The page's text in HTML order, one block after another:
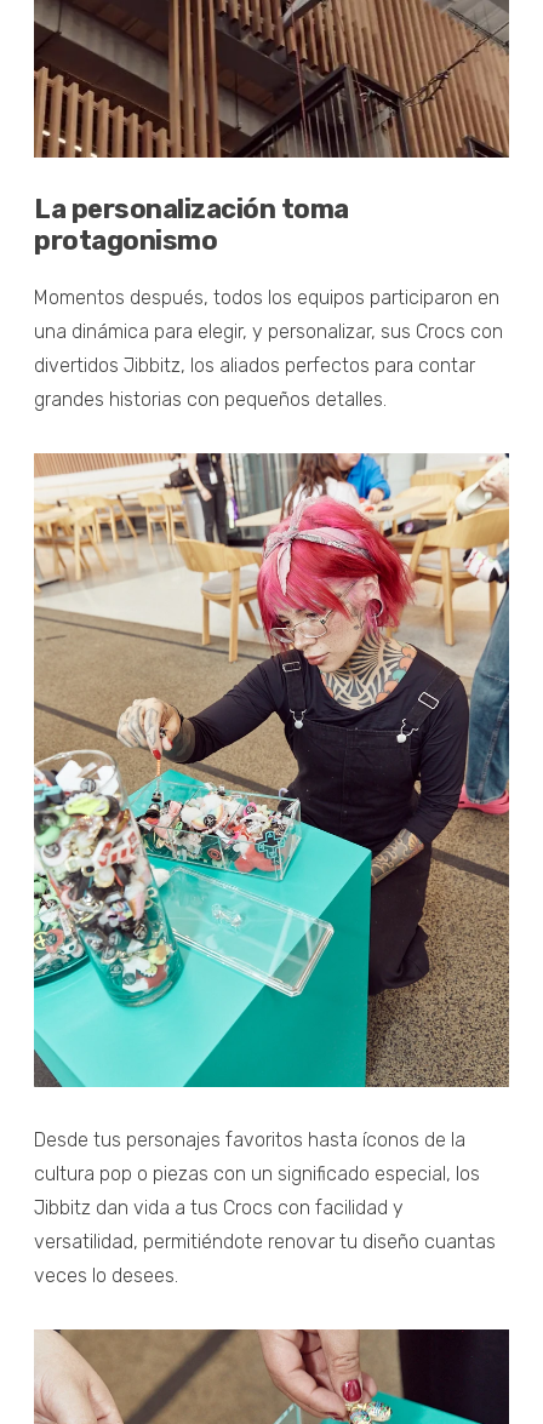
La personalización toma
protagonismo
Momentos después, todos los equipos participaron en
una dinámica para elegir, y personalizar, sus Crocs con
divertidos Jibbitz, los aliados perfectos para contar
grandes historias con pequeños detalles.
Desde tus personajes favoritos hasta íconos de la
cultura pop o piezas con un significado especial, los
Jibbitz dan vida a tus Crocs con facilidad y
versatilidad, permitiéndote renovar tu diseño cuantas
veces lo desees.